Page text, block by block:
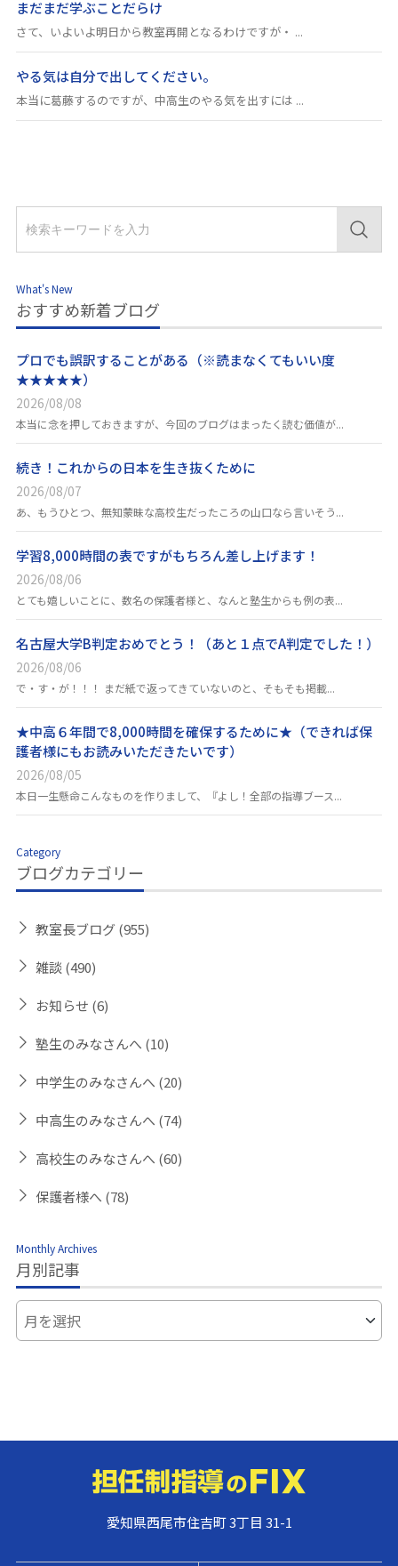
まだまだ学ぶことだらけ
さて、いよいよ明日から教室再開となるわけですが・ ...
やる気は自分で出してください。
本当に葛藤するのですが、中高生のやる気を出すには ...
What's New
おすすめ新着ブログ
プロでも誤訳することがある（※読まなくてもいい度
★★★★★）
2026/08/08
本当に念を押しておきますが、今回のブログはまったく読む価値が...
続き！これからの日本を生き抜くために
2026/08/07
あ、もうひとつ、無知蒙昧な高校生だったころの山口なら言いそう...
学習8,000時間の表ですがもちろん差し上げます！
2026/08/06
とても嬉しいことに、数名の保護者様と、なんと塾生からも例の表...
名古屋大学B判定おめでとう！（あと１点でA判定でした！）
2026/08/06
で・す・が！！！ まだ紙で返ってきていないのと、そもそも掲載...
★中高６年間で8,000時間を確保するために★（できれば保
護者様にもお読みいただきたいです）
2026/08/05
本日一生懸命こんなものを作りまして、『よし！全部の指導ブース...
Category
ブログカテゴリー
教室長ブログ(955)
雑談(490)
お知らせ (6)
塾生のみなさんへ (10)
中学生のみなさんへ (20)
中高生のみなさんへ (74)
高校生のみなさんへ (60)
保護者様へ (78)
Monthly Archives
月別記事
愛知県西尾市住吉町 3丁目 31-1